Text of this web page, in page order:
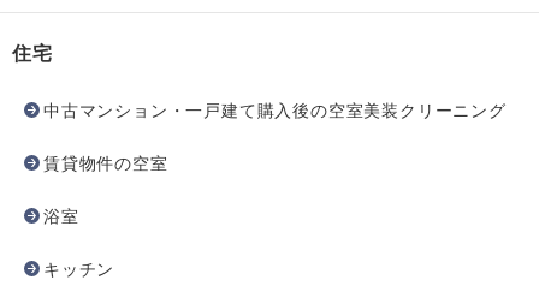
住宅
中古マンション・一戸建て購入後の空室美装クリーニング
賃貸物件の空室
浴室
キッチン